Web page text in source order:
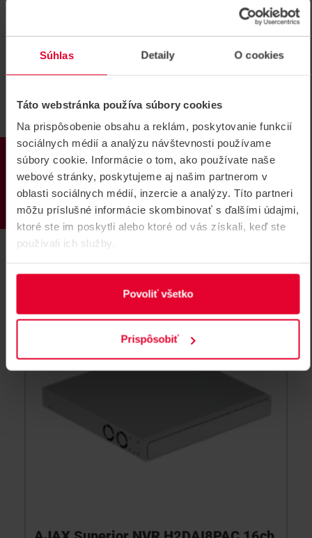
Súhlas Detaily O cookies
Táto webstránka používa súbory cookies
Na prispôsobenie obsahu a reklám, poskytovanie funkcií
sociálnych médií a analýzu návštevnosti používame
súbory cookie. Informácie o tom, ako používate naše
webové stránky, poskytujeme aj našim partnerom v
oblasti sociálnych médií, inzercie a analýzy. Títo partneri
môžu príslušné informácie skombinovať s ďalšími údajmi,
ktoré ste im poskytli alebo ktoré od vás získali, keď ste
používali ich služby.
Povoliť všetko
Prispôsobiť
PRODUKTY
AJAX Superior NVR H2DAI16PAC
16ch White 16-kanálové NVR
NVR 16 kanálov, 16x PoE, AI, 2x HDD do 24 TB, ONVIF,
RTSP, H.264, H.265, 3x USB, 1x 4K HDMI, 1x RJ45
Superior NVR H2DAI16PAC 16ch White